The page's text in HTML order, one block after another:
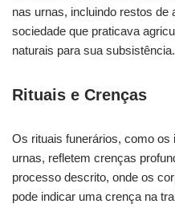
nas urnas, incluindo restos
sociedade que praticava
naturais para sua subsistência.
Rituais e Crenças
Os rituais funerários, como os
urnas, refletem crenças
processo descrito, onde os
pode indicar uma crença na